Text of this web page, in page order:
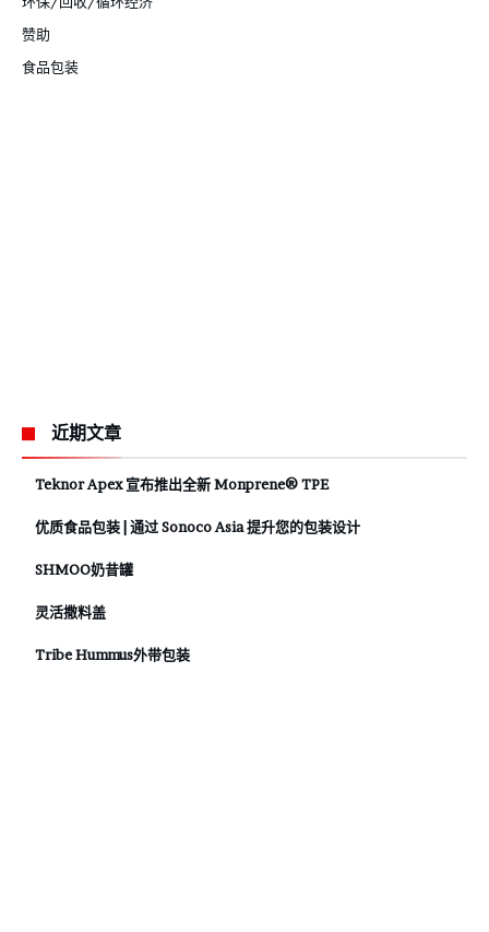
赞助
食品包装
近期文章
Teknor Apex 宣布推出全新 Monprene® TPE
优质食品包装 | 通过 Sonoco Asia 提升您的包装设计
SHMOO奶昔罐
灵活撒料盖
Tribe Hummus外带包装